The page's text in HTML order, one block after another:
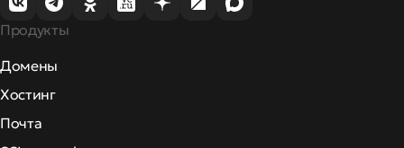
Продукты
Домены
Хостинг
Почта